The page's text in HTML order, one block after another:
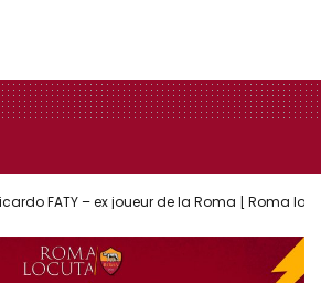
FATY – ex joueur de la Roma [ Roma